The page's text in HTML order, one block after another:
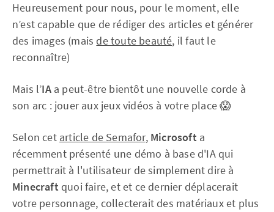
Heureusement pour nous, pour le moment, elle
n’est capable que de rédiger des articles et générer
des images (maisde toute beauté, il faut le
reconnaître)
Mais l’IAa peut-être bientôt une nouvelle corde à
son arc : jouer aux jeux vidéos à votre place 😱
Selon cet article de Semafor, Microsoft a
récemment présenté une démo à base d'IA qui
permettrait à l'utilisateur de simplement dire à
Minecraft quoi faire, et et ce dernier déplacerait
votre personnage, collecterait des matériaux et plus